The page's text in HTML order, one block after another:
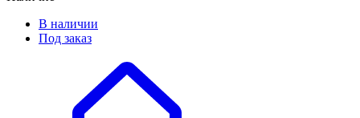
В наличии
Под заказ